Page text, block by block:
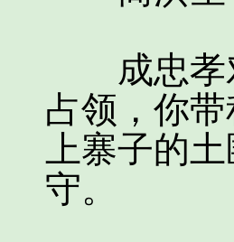
成忠孝对
占领，你
上寨子的
守。